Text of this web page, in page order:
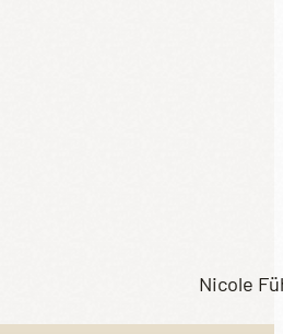
Nicole